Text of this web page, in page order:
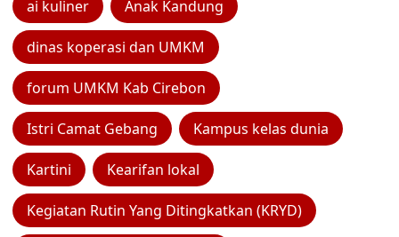
ai kuliner Anak Kandung
dinas koperasi dan UMKM
forum UMKM Kab Cirebon
Istri Camat Gebang Kampus kelas dunia
Kartini Kearifan lokal
Kegiatan Rutin Yang Ditingkatkan (KRYD)